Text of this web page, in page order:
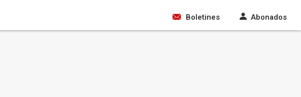
Boletines Abonados